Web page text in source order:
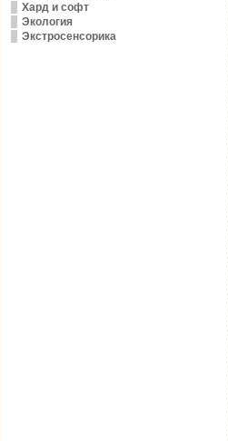
Хард и софт
Экология
Экстросенсорика